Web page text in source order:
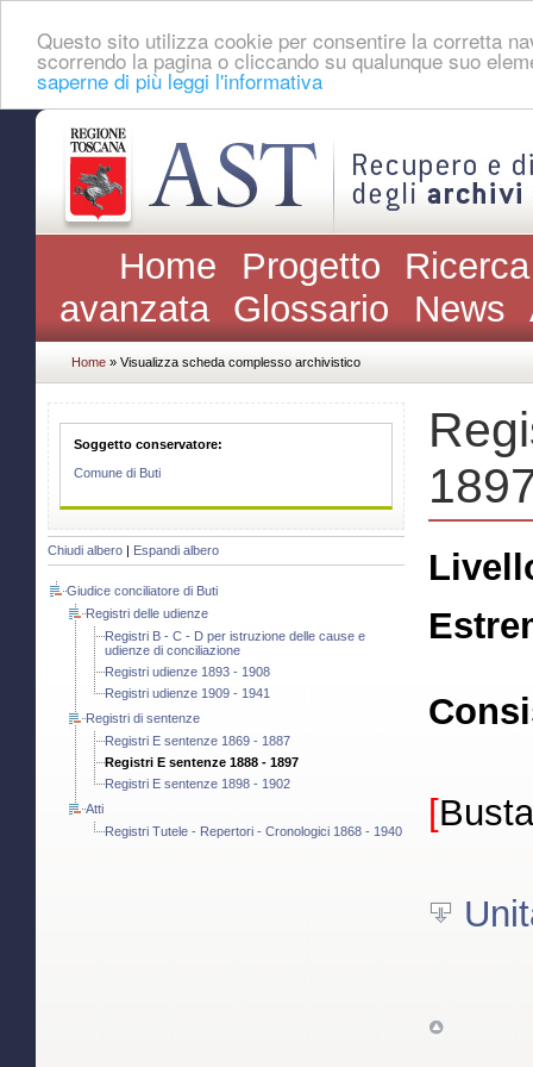
Questo sito utilizza cookie per consentire la corretta
scorrendo la pagina o cliccando su qualunque suo
saperne di più leggi l'informativa
Home Progetto
avanzata Glossario News
Home » Visualizza scheda complesso archivistico
Soggetto conservatore:
Comune di Buti
Chiudi albero Espandi albero
Giudice conciliatore di Buti
Registri delle udienze
Registri B - C - D per istruzione delle cause e
udienze di conciliazione
Registri udienze 1893 - 1908
Registri udienze 1909 - 1941
Registri di sentenze
Registri E sentenze 1869 - 1887
Registri E sentenze 1888 - 1897
Registri E sentenze 1898 - 1902
Atti
Registri Tutele - Repertori - Cronologici 1868 - 1940
[